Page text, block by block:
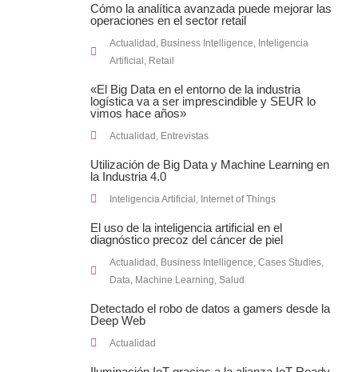
Cómo la analítica avanzada puede mejorar las
operaciones en el sector retail
Actualidad Business Intelligence Inteligencia
Artificial Retail
«El Big Data en el entorno de la industria
logística va a ser imprescindible y SEUR lo
vimos hace años»
Actualidad Entrevistas
Utilización de Big Data y Machine Learning en
la Industria 4.0
Inteligencia Artificial, Internet of Things
El uso de la inteligencia artificial en el
diagnóstico precoz del cáncer de piel
Actualidad , Business Intelligence, Cases Studies,
Data, Machine Learning, Salud
Detectado el robo de datos a gamers desde la
Deep Web
Actualidad